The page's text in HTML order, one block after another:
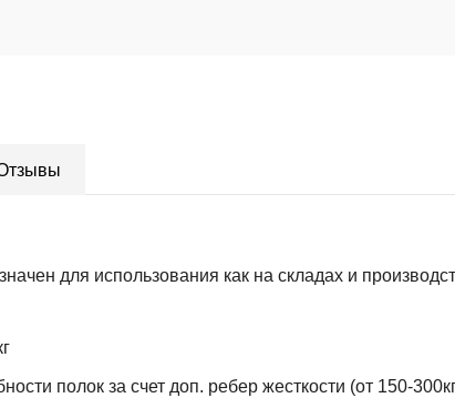
для использования как на складах и
полок за счет доп. ребер жесткости (от 150-